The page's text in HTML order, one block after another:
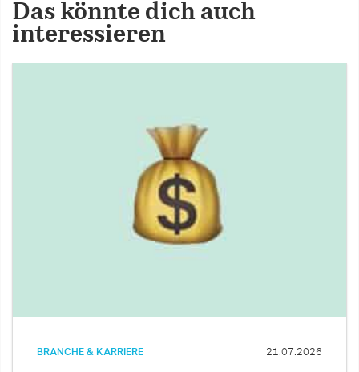
Das könnte dich auch
interessieren
BRANCHE & KARRIERE 21.07.2026